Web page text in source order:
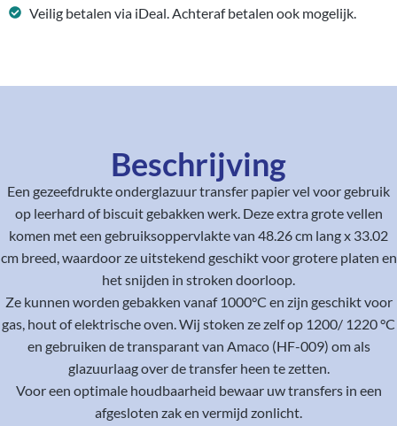
Veilig betalen via iDeal. Achteraf betalen ook mogelijk.
Beschrijving
Een gezeefdrukte onderglazuur transfer papier vel voor gebruik
op leerhard of biscuit gebakken werk. Deze extra grote vellen
komen met een gebruiksoppervlakte van 48.26 cm lang x 33.02
cm breed, waardoor ze uitstekend geschikt voor grotere platen en
het snijden in stroken doorloop.
Ze kunnen worden gebakken vanaf 1000°C en zijn geschikt voor
gas, hout of elektrische oven. Wij stoken ze zelf op 1200/ 1220 °C
en gebruiken de transparant van Amaco (HF-009) om als
glazuurlaag over de transfer heen te zetten.
Voor een optimale houdbaarheid bewaar uw transfers in een
afgesloten zak en vermijd zonlicht.